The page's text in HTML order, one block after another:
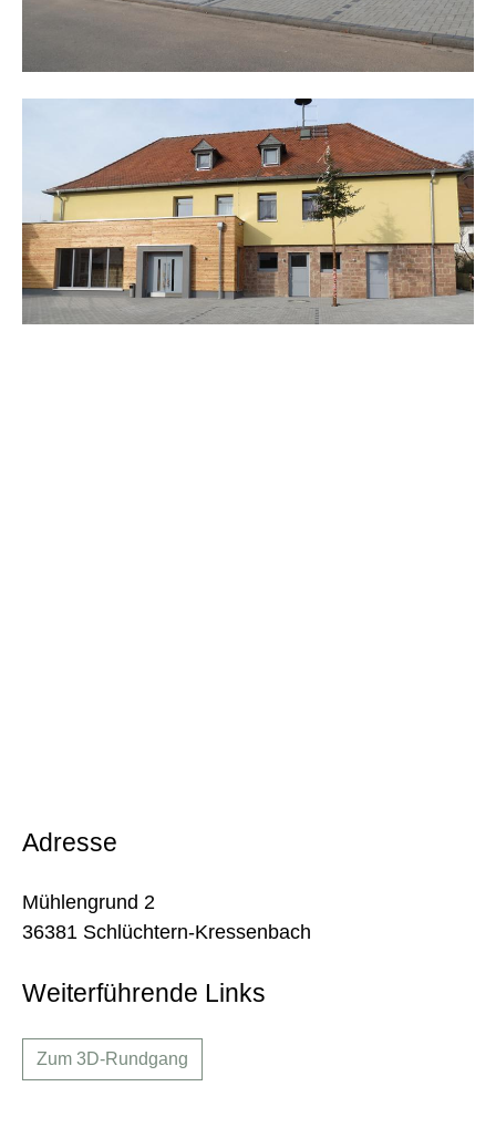
Adresse
Mühlengrund 2
36381 Schlüchtern-Kressenbach
Weiterführende Links
Zum 3D-Rundgang